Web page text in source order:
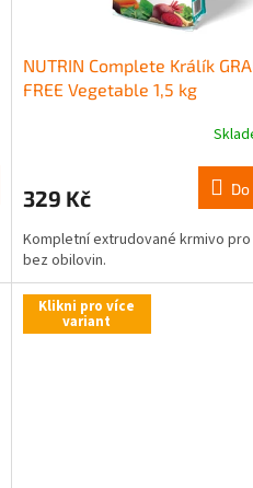
NUTRIN Complete Králík
FREE Vegetable 1,5 kg
329 Kč
Kompletní extrudované krmivo
bez obilovin.
Klikni pro více
variant